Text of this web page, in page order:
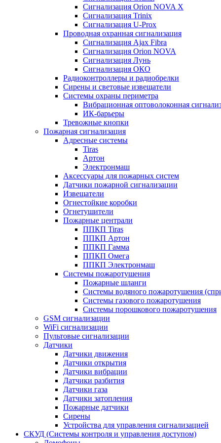
Сигнализация Orion NOVA X
Сигнализация Trinix
Сигнализация U-Prox
Проводная охранная сигнализация
Сигнализация Ajax Fibra
Сигнализация Orion NOVA
Сигнализация Лунь
Сигнализация ОКО
Радиоконтроллеры и радиобрелки
Сирены и световые извещатели
Системы охраны периметра
Вибрационная оптоволоконная
ИК-барьеры
Тревожные кнопки
Пожарная сигнализация
Адресные системы
Tiras
Артон
Электронмаш
Аксессуары для пожарных систем
Датчики пожарной сигнализации
Извещатели
Огнестойкие коробки
Огнетушители
Пожарные централи
ППКП Tiras
ППКП Артон
ППКП Гамма
ППКП Омега
ППКП Электронмаш
Системы пожаротушения
Пожарные шланги
Системы водяного пожаротушения
Системы газового пожаротушения
Системы порошкового пожаротушения
GSM сигнализации
WiFi сигнализации
Пультовые сигнализации
Датчики
Датчики движения
Датчики открытия
Датчики вибрации
Датчики разбития
Датчики газа
Датчики затопления
Пожарные датчики
Сирены
Устройства для управления сигнализацией
СКУД (Системы контроля и управления доступом)